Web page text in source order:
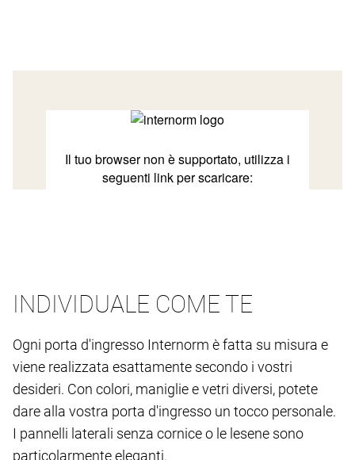
INDIVIDUALE COME TE
Ogni porta d'ingresso Internorm è fatta su misura e
viene realizzata esattamente secondo i vostri
desideri. Con colori, maniglie e vetri diversi, potete
dare alla vostra porta d'ingresso un tocco personale.
I pannelli laterali senza cornice o le lesene sono
particolarmente eleganti.